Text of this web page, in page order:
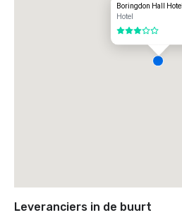
Boringdon Hall Hotel
Hotel
3 van 5
Leveranciers in de buurt